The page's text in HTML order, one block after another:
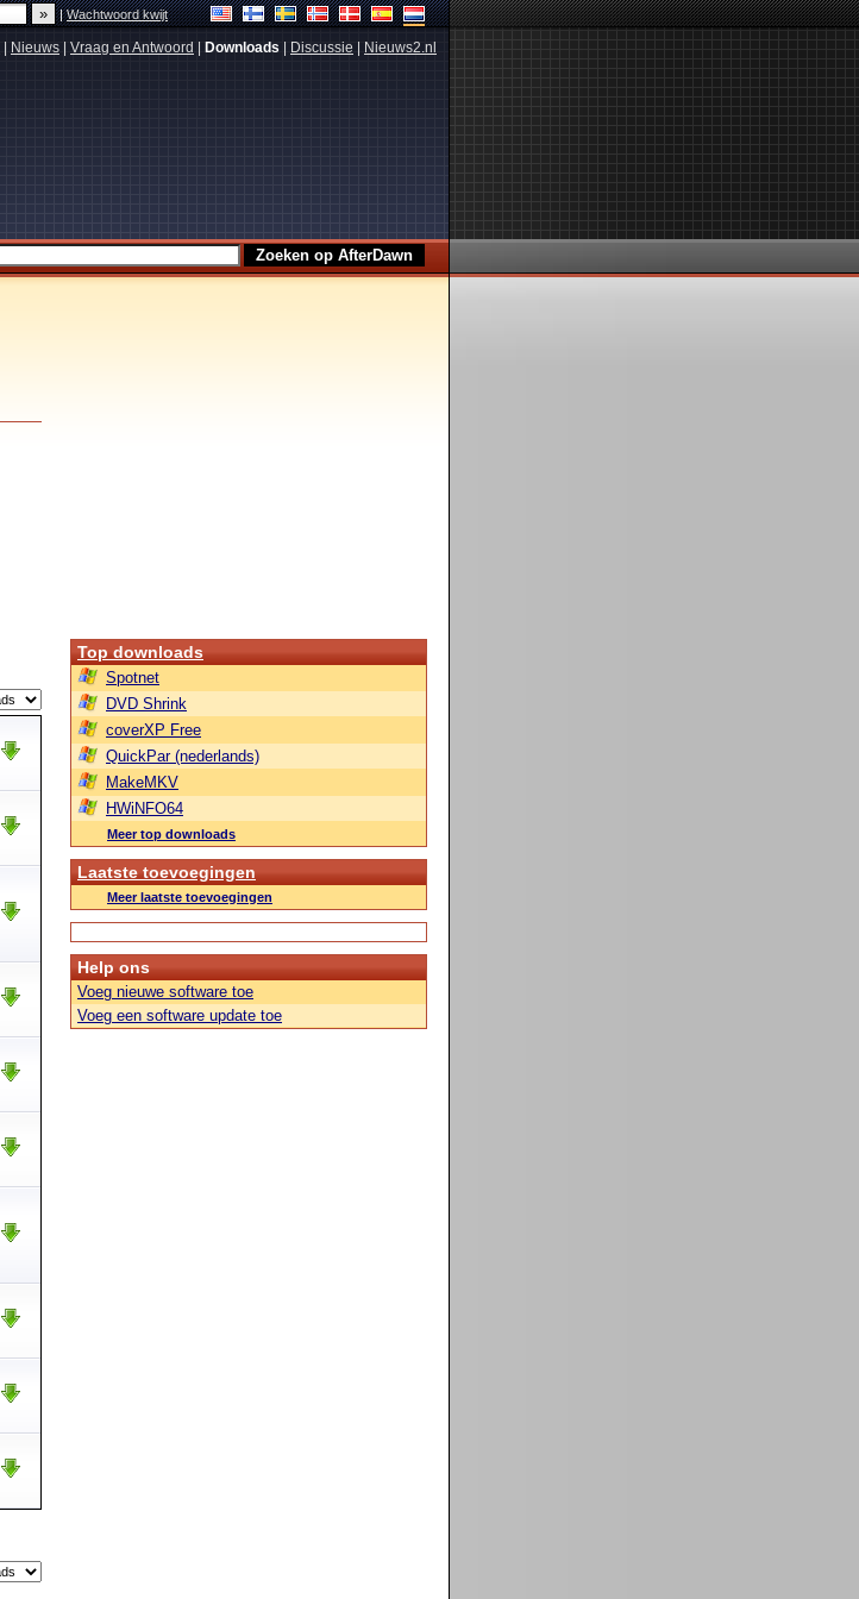
|Wachtwoord kwijt
Nieuws Vraag en Antwoord Downloads Discussie Nieuws2.nl
Top downloads
Spotnet
DVD Shrink
coverXP Free
QuickPar (nederlands)
MakeMKV
HWiNFO64
Meer top downloads
Laatste toevoegingen
Meer laatste toevoegingen
Help ons
Voeg nieuwe software toe
Voeg een software update toe